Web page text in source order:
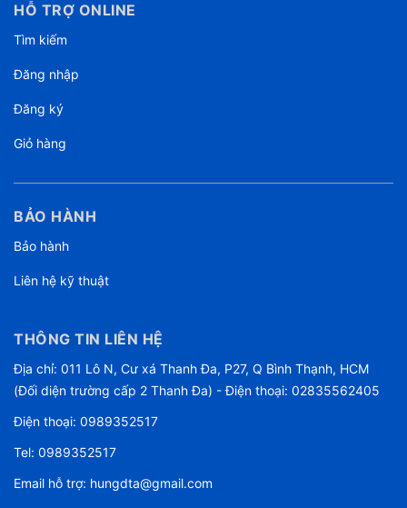
HỖ TRỢ ONLINE
Tìm kiếm
Đăng nhập
Đăng ký
Giỏ hàng
BẢO HÀNH
Bảo hành
Liên hệ kỹ thuật
THÔNG TIN LIÊN HỆ
Địa chỉ: 011 Lô N, Cư xá Thanh Đa, P27, Q Bình Thạnh, HCM
(Đối diện trường cấp 2 Thanh Đa) - Điện thoại: 02835562405
Điện thoại: 0989352517
Tel: 0989352517
Email hỗ trợ: hungdta@gmail.com